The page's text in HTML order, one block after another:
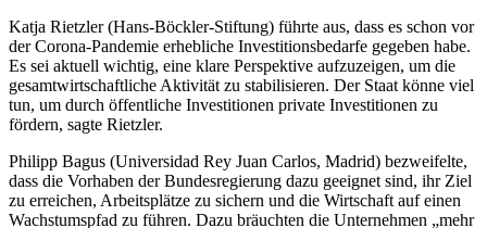
Katja Rietzler (Hans-Böckler-Stiftung) führte aus, dass es schon vor
der Corona-Pandemie erhebliche Investitionsbedarfe gegeben habe.
Es sei aktuell wichtig, eine klare Perspektive aufzuzeigen, um die
gesamtwirtschaftliche Aktivität zu stabilisieren. Der Staat könne viel
tun, um durch öffentliche Investitionen private Investitionen zu
fördern, sagte Rietzler.
Philipp Bagus (Universidad Rey Juan Carlos, Madrid) bezweifelte,
dass die Vorhaben der Bundesregierung dazu geeignet sind, ihr Ziel
zu erreichen, Arbeitsplätze zu sichern und die Wirtschaft auf einen
Wachstumspfad zu führen. Dazu bräuchten die Unternehmen „mehr